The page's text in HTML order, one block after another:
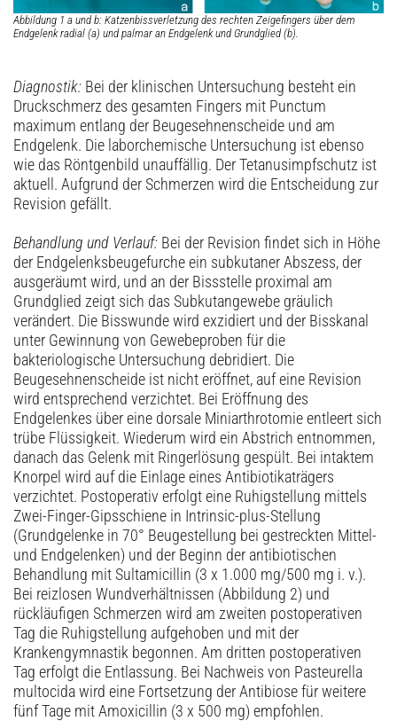
Abbildung 1 a und b: Katzenbissverletzung des rechten Zeigefingers über dem
Endgelenk radial (a) und palmar an Endgelenk und Grundglied (b).
Diagnostik: Bei der klinischen Untersuchung besteht ein
Druckschmerz des gesamten Fingers mit Punctum
maximum entlang der Beugesehnenscheide und am
Endgelenk. Die laborchemische Untersuchung ist ebenso
wie das Röntgenbild unauffällig. Der Tetanusimpfschutz ist
aktuell. Aufgrund der Schmerzen wird die Entscheidung zur
Revision gefällt.
Behandlung und Verlauf: Bei der Revision findet sich in Höhe
der Endgelenksbeugefurche ein subkutaner Abszess, der
ausgeräumt wird, und an der Bissstelle proximal am
Grundglied zeigt sich das Subkutangewebe gräulich
verändert. Die Bisswunde wird exzidiert und der Bisskanal
unter Gewinnung von Gewebeproben für die
bakteriologische Untersuchung debridiert. Die
Beugesehnenscheide ist nicht eröffnet, auf eine Revision
wird entsprechend verzichtet. Bei Eröffnung des
Endgelenkes über eine dorsale Miniarthrotomie entleert sich
trübe Flüssigkeit. Wiederum wird ein Abstrich entnommen,
danach das Gelenk mit Ringerlösung gespült. Bei intaktem
Knorpel wird auf die Einlage eines Antibiotikaträgers
verzichtet. Postoperativ erfolgt eine Ruhigstellung mittels
Zwei-Finger-Gipsschiene in Intrinsic-plus-Stellung
(Grundgelenke in 70° Beugestellung bei gestreckten Mittel-
und Endgelenken) und der Beginn der antibiotischen
Behandlung mit Sultamicillin (3 x 1.000 mg/500 mg i. v.).
Bei reizlosen Wundverhältnissen (Abbildung 2) und
rückläufigen Schmerzen wird am zweiten postoperativen
Tag die Ruhigstellung aufgehoben und mit der
Krankengymnastik begonnen. Am dritten postoperativen
Tag erfolgt die Entlassung. Bei Nachweis von Pasteurella
multocida wird eine Fortsetzung der Antibiose für weitere
fünf Tage mit Amoxicillin (3 x 500 mg) empfohlen.